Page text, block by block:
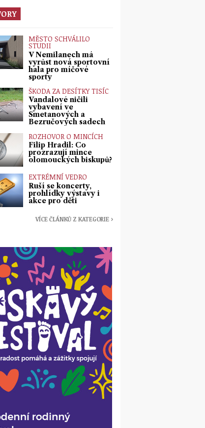
MĚSTO SCHVÁLILO
STUDII
V Nemilanech má
vyrůst nová sportovní
hala pro míčové
sporty
ŠKODA ZA DESÍTKY TISÍC
Vandalové ničili
vybavení ve
Smetanových a
Bezručových sadech
ROZHOVOR O MINCÍCH
Filip Hradil: Co
prozrazují mince
olomouckých biskupů?
EXTRÉMNÍ VEDRO
Ruší se koncerty,
prohlídky výstavy i
akce pro děti
VÍCE ČLÁNKŮ Z KATEGORIE ›